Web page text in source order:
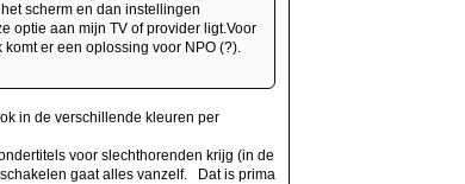
scherm en dan instellingen
optie aan mijn TV of provider ligt.Voor
er een oplossing voor NPO (?).
in de verschillende kleuren per
voor slechthorenden krijg (in de
gaat alles vanzelf. Dat is prima